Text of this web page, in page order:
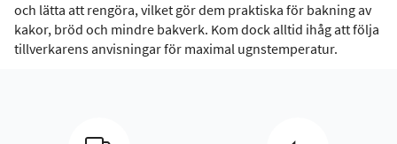
och lätta att rengöra, vilket gör dem praktiska för bakning av
kakor, bröd och mindre bakverk. Kom dock alltid ihåg att följa
tillverkarens anvisningar för maximal ugnstemperatur.